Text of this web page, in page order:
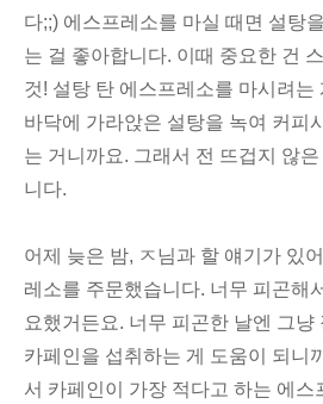
다;;) 에스프레소를 마실 때면 설탕
는 걸 좋아합니다. 이때 중요한 건
것! 설탕 탄 에스프레소를 마시려는
바닥에 가라앉은 설탕을 녹여 커피
는 거니까요. 그래서 전 뜨겁지 않
니다.
어제 늦은 밤, ㅈ님과 할 얘기가 있
레소를 주문했습니다. 너무 피곤해
요했거든요. 너무 피곤한 날엔 그냥
카페인을 섭취하는 게 도움이 되니
서 카페인이 가장 적다고 하는 에스